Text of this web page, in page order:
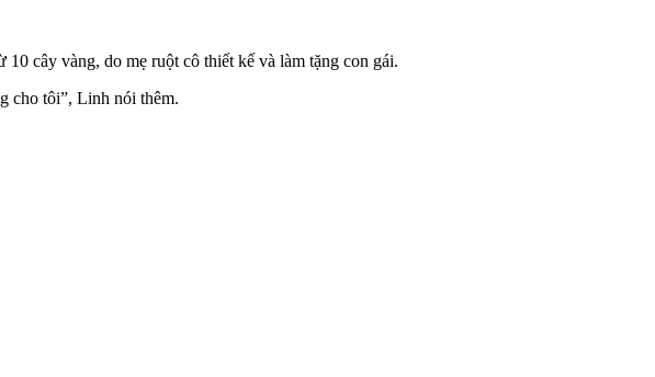
cây vàng, do mẹ ruột cô thiết kế và làm tặng con gái.
cho tôi”, Linh nói thêm.